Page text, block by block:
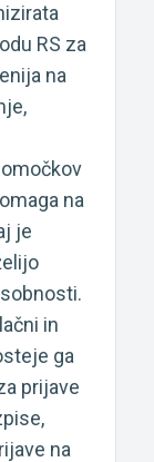
RS za
na
na
je
in
ga
prijave
na